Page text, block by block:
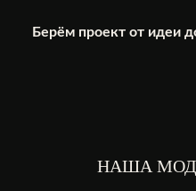
Берём проект от идеи
НАША